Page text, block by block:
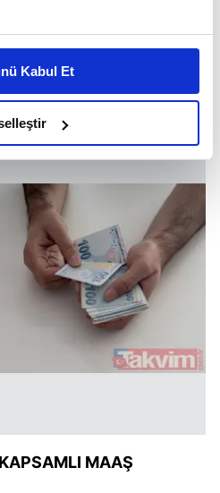
halinde sizlere özel
Bunu yaparken
reklam deneyimi sunmak
sunabilmek adına
ve bu noktada,
noktasında tek gelir
hatırlatmak isteriz.
bu çerezlere izin vermedikleri
reklamlar
için İnternet
kişilere ait çerezler
vasıtasıyla çeşitli kişisel
yapılması, amaçlarıyla
kullanılacaktır.
Kabul Et
yaşam kalitesine doğrudan
refahlarını artıracak
değerlendiriliyor.
MAAŞ